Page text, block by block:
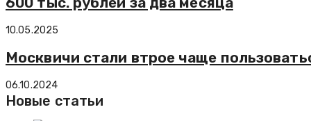
10.05.2025
Москвичи стали втрое чаще
06.10.2024
Новые статьи